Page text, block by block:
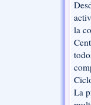
la
La